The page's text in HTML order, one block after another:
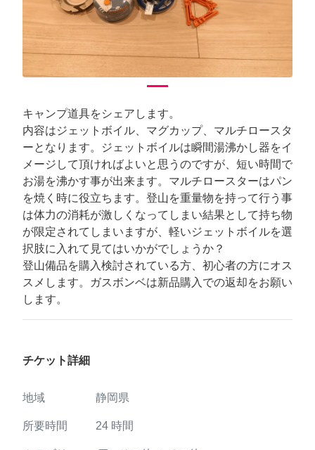
キャンプ道具をシェアします。
内容はジェットボイル、マグカップ、マルチロースタ
ーとなります。ジェットボイルは瞬間湯沸かし器をイ
メージして頂ければよいと思うのですが、短い時間で
お湯を沸かす事が出来ます。マルチロースターはパン
を焼く時に役立ちます。登山を重量物を持って行う事
は体力の消耗が激しくなってしまい結果として持ち物
が限定されてしまいますが、軽いジェットボイルを選
択肢に入れて見てはいかがでしょうか？
登山備品を購入検討されている方、初心者の方にオス
スメします。ガスボンベは新品購入での返却をお願い
します。
チケット詳細
地域 静岡県
所要時間 24 時間